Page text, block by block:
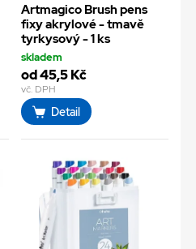
Artmagico Brush pens
fixy akrylové - tmavě
tyrkysový - 1 ks
skladem
od 45,5 Kč
vč. DPH
Detail